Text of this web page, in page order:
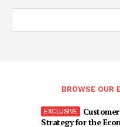
BROWSE OUR
Strategy for the